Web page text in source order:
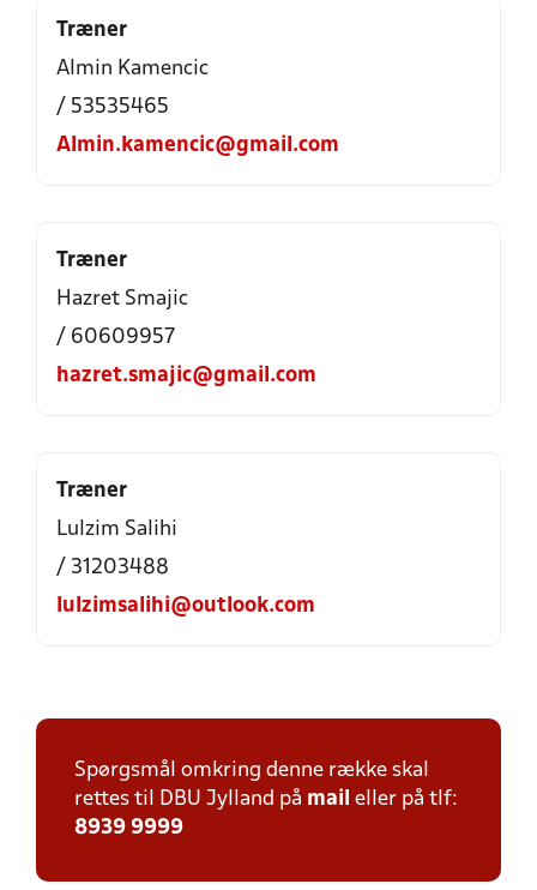
Træner
Almin Kamencic
/ 53535465
Almin.kamencic@gmail.com
Træner
Hazret Smajic
/ 60609957
hazret.smajic@gmail.com
Træner
Lulzim Salihi
/ 31203488
lulzimsalihi@outlook.com
Spørgsmål omkring denne række skal
rettes til DBU Jylland på mail eller på tlf:
8939 9999